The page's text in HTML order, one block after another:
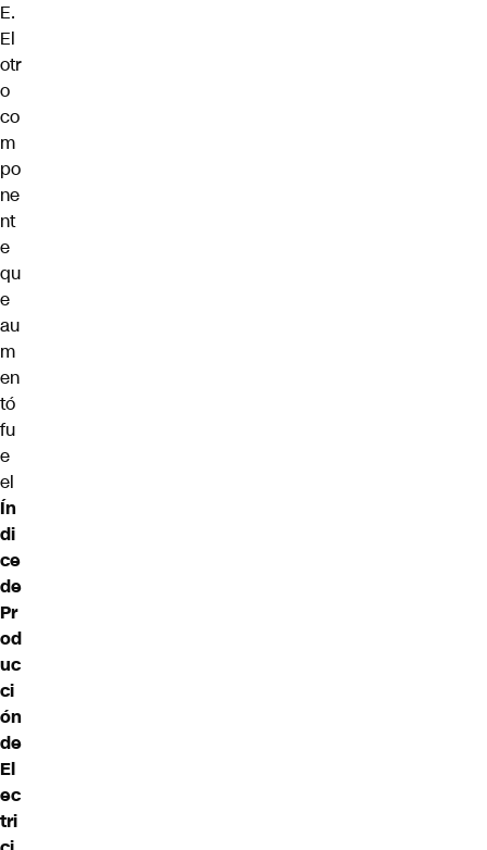
E.
El
otr
o
co
m
po
ne
nt
e
qu
e
au
m
en
tó
fu
e
el
Ín
di
ce
de
Pr
od
uc
ci
ón
de
El
ec
tri